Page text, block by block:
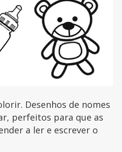
Desenhos de nomes
perfeitos para que as
a ler e escrever o